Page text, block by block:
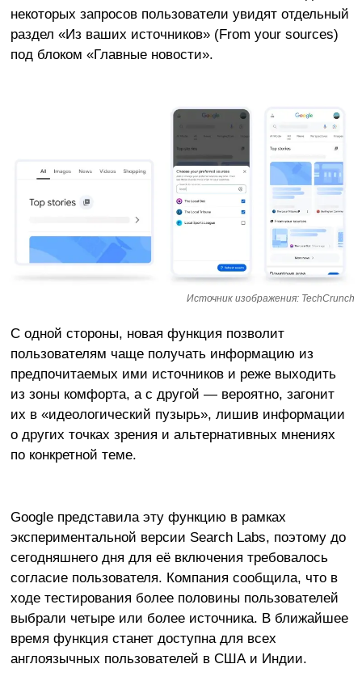
некоторых запросов пользователи увидят отдельный
раздел «Из ваших источников» (From your sources)
под блоком «Главные новости».
Источник изображения: TechCrunch
С одной стороны, новая функция позволит
пользователям чаще получать информацию из
предпочитаемых ими источников и реже выходить
из зоны комфорта, а с другой — вероятно, загонит
их в «идеологический пузырь», лишив информации
о других точках зрения и альтернативных мнениях
по конкретной теме.
Google представила эту функцию в рамках
экспериментальной версии Search Labs, поэтому до
сегодняшнего дня для её включения требовалось
согласие пользователя. Компания сообщила, что в
ходе тестирования более половины пользователей
выбрали четыре или более источника. В ближайшее
время функция станет доступна для всех
англоязычных пользователей в США и Индии.